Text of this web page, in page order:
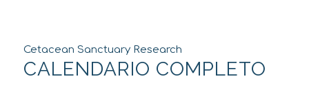
Cetacean Sanctuary Research
CALENDARIO COMPLETO